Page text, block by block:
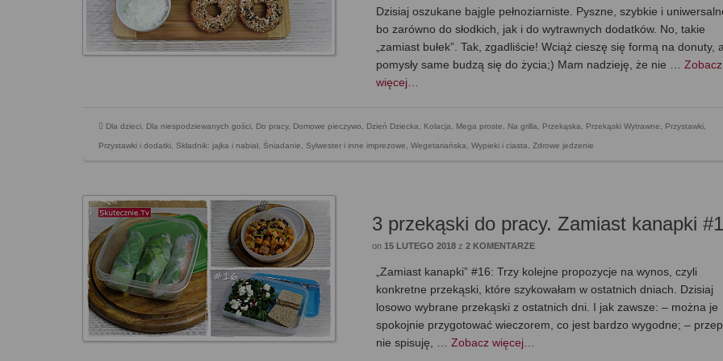
Dzisiaj oszukane bajgle pełnoziarniste. Pyszne, szybkie i
bo zarówno do słodkich, jak i do wytrawnych dodatków. No, takie
„zamiast bułek”. Tak, zgadliście! Wciąż cieszę się formą na donuty,
pomysły same budzą się do życia;) Mam nadzieję, że nie …Zobacz
więcej…
Dla dzieci, Dla niespodziewanych gości, Do pracy, Domowe pieczywo, Dzień Dziecka, Kolacja, Mega proste, Na grilla, Przekąska, Przekąski Wytrawne, Przystawki,
Przystawki i dodatki, Składnik: jajka i nabiał, Śniadanie, Sylwester i inne imprezowe, Wegetariańska, Wypieki i ciasta, Zdrowe jedzenie
3 przekąski do pracy. Zamiast kanapki
on 15 LUTEGO 2018 z2 KOMENTARZE
„Zamiast kanapki” #16: Trzy kolejne propozycje na wynos, czyli
konkretne przekąski, które szykowałam w ostatnich dniach. Dzisiaj
losowo wybrane przekąski z ostatnich dni. I jak zawsze: – można je
spokojnie przygotować wieczorem, co jest bardzo wygodne; –
nie spisuję, …Zobacz więcej…